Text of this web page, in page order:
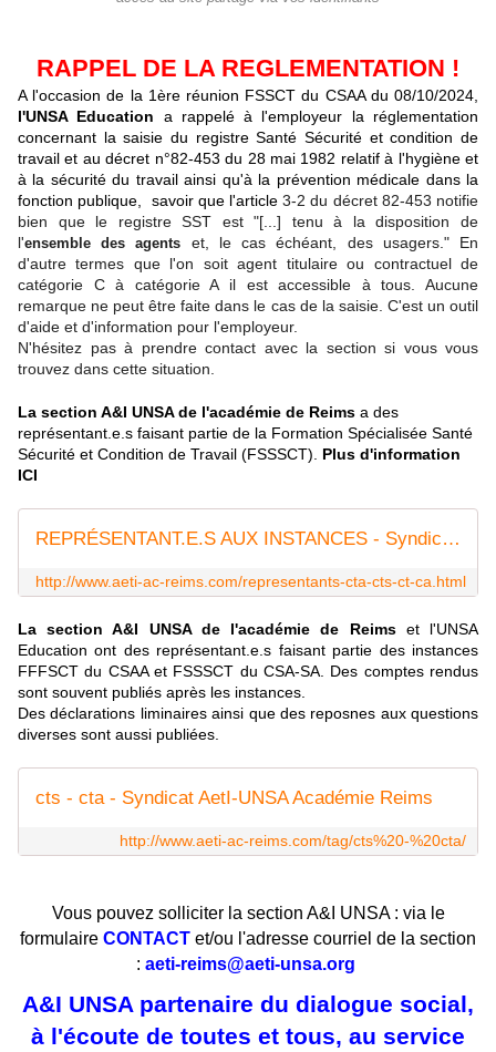
RAPPEL DE LA REGLEMENTATION !
A l'occasion de la 1ère réunion FSSCT du CSAA du 08/10/2024,
l'UNSA Education a rappelé à l'employeur la réglementation
concernant la saisie du registre Santé Sécurité et condition de
travail et audécret n°82-453 du 28 mai 1982 relatif à l'hygiène et
à la sécurité du travail ainsi qu'à la prévention médicale dans la
fonction publique, savoir que l'article3-2 du décret 82-453 notifie
bien que le registre SST est "[...] tenu à la disposition de
l'ensemble des agents et, le cas échéant, des usagers." En
d'autre termes que l'on soit agent titulaire ou contractuel de
catégorie C à catégorie A il est accessible à tous. Aucune
remarque ne peut être faite dans le cas de la saisie. C'est un outil
d'aide et d'information pour l'employeur.
N'hésitez pas à prendre contact avec la section si vous vous
trouvez dans cette situation.
La section A&I UNSA de l'académie de Reims a des
représentant.e.s faisant partie de la Formation Spécialisée Santé
Sécurité et Condition de Travail (FSSSCT). Plus d'information
ICI
REPRÉSENTANT.E.S AUX INSTANCES - Syndicat AetI-UNSA Académie Reims
http://www.aeti-ac-reims.com/representants-cta-cts-ct-ca.html
La section A&I UNSA de l'académie de Reims et l'UNSA
Education ont des représentant.e.s faisant partie des instances
FFFSCT du CSAA et FSSSCT du CSA-SA. Des comptes rendus
sont souvent publiés après les instances.
Des déclarations liminaires ainsi que des reposnes aux questions
diverses sont aussi publiées.
cts - cta - Syndicat AetI-UNSA Académie Reims
http://www.aeti-ac-reims.com/tag/cts%20-%20cta/
Vous pouvez solliciter la section A&I UNSA : via le
formulaire CONTACT et/ou l'adresse courriel de la section
: aeti-reims@aeti-unsa.org
A&I UNSA partenaire du dialogue social,
à l'écoute de toutes et tous, au service